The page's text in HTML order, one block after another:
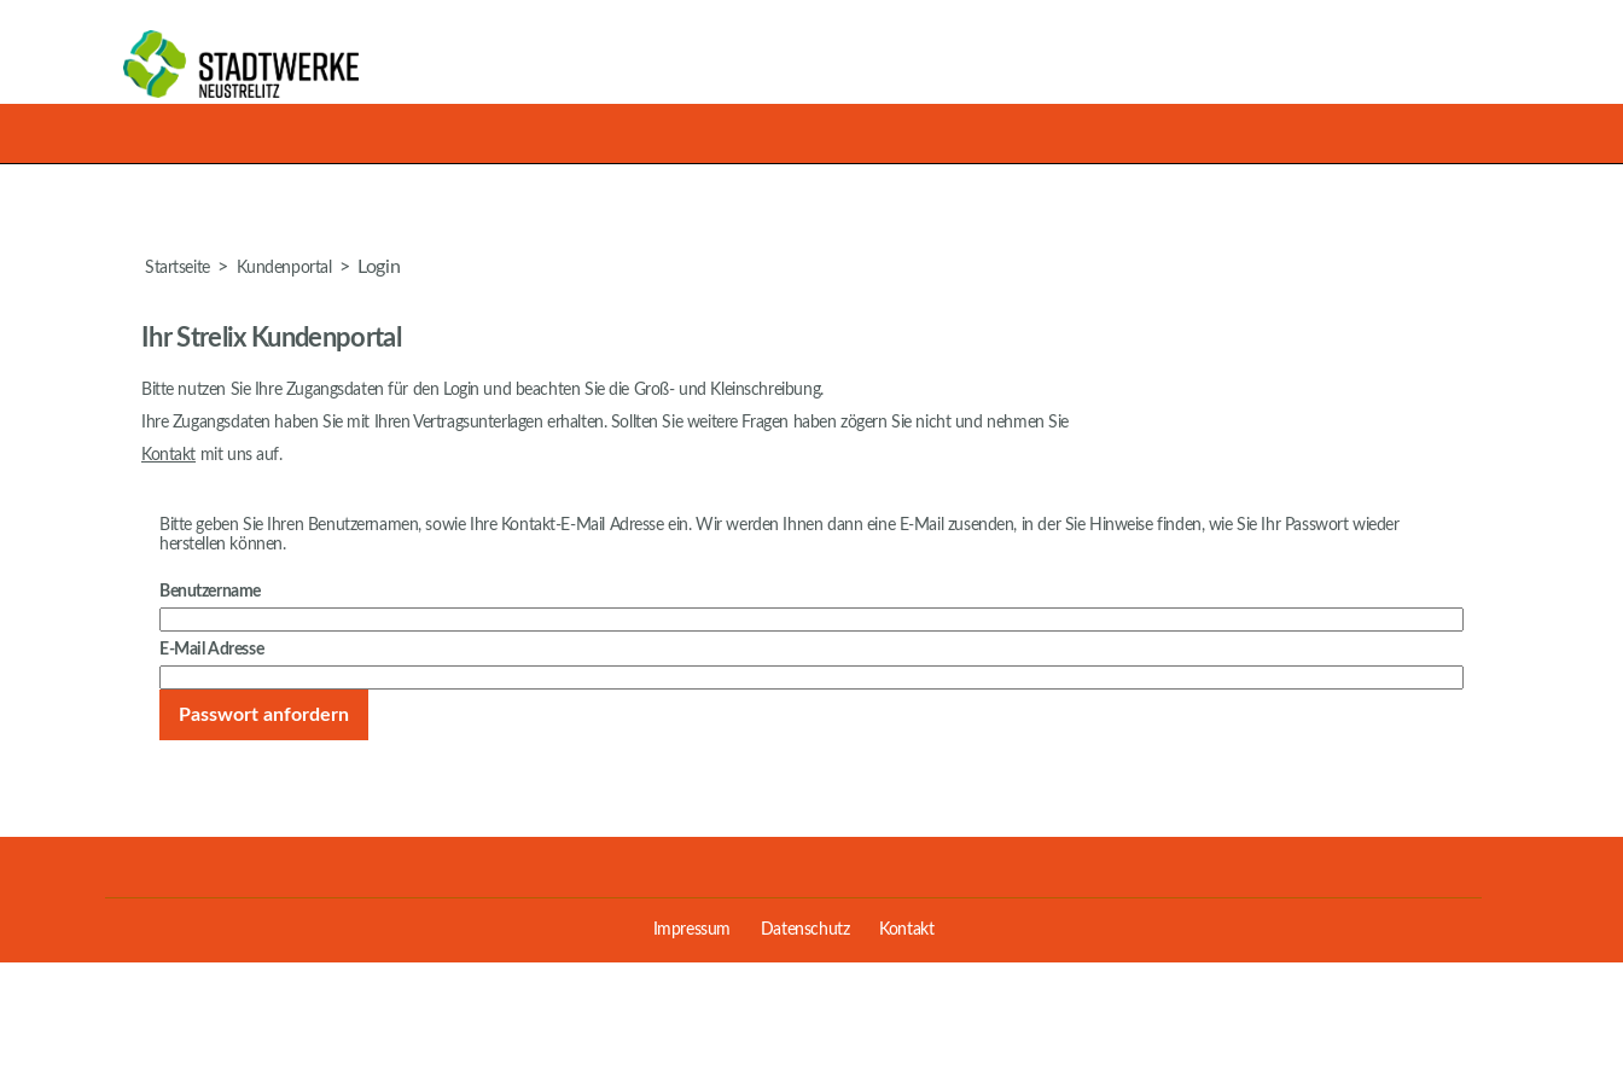
Startseite > Kundenportal > Login
Ihr Strelix Kundenportal
Bitte nutzen Sie Ihre Zugangsdaten für den Login und beachten Sie die Groß- und Kleinschreibung.
Ihre Zugangsdaten haben Sie mit Ihren Vertragsunterlagen erhalten. Sollten Sie weitere Fragen haben zögern Sie nicht und nehmen Sie
Kontakt mit uns auf.
Bitte geben Sie Ihren Benutzernamen, sowie Ihre Kontakt-E-Mail Adresse ein. Wir werden Ihnen dann eine E-Mail zusenden, in der Sie Hinweise finden, wie Sie Ihr Passwort wieder
herstellen können.
Benutzername
E-Mail Adresse
Impressum Datenschutz Kontakt